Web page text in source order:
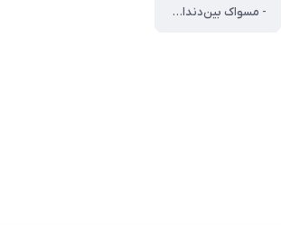
- مسواک بین‌دندانی ، - دسته‌دار ، - دسته ارگونومیک ، - سایز سری XS/S ، - قابل‌استفاده برای دندان‎های فاصله‌دار، دارای ارتودنسی و معمولی ، - دارای سری سیلیکونی ، - انعطاف‌پذیر ، - تمیزکننده جرم، مواد غذایی و میکروب‌های بین‌دندانی ، - دارای یک عدد سری پلاستیکی قابل‌استفاده برای تمام مسواک‌ها ، - قابل‌استفاده به‌صورت روزمره ، - بسته 36 عددی ، - دارای محفظه پلاستیکی جهت حمل‌کردن